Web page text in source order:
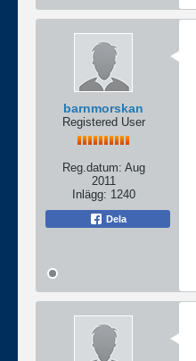
barnmorskan
Registered User
Reg.datum: Aug
2011
Inlägg: 1240
Dela